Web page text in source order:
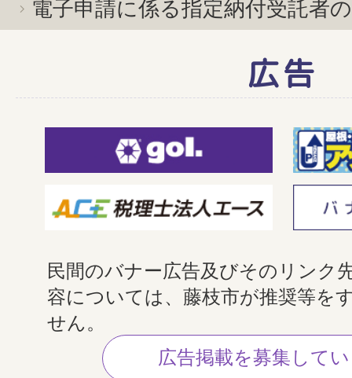
電子申請に係る指定納付受託者
広告
民間のバナー広告及びそのリンク
容については、藤枝市が推奨等を
せん。
広告掲載を募集して